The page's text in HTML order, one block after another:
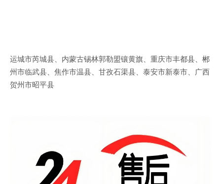
运城市芮城县、内蒙古锡林郭勒盟镶黄旗、重庆市丰都县、郴
州市临武县、焦作市温县、甘孜石渠县、泰安市新泰市、广西
贺州市昭平县